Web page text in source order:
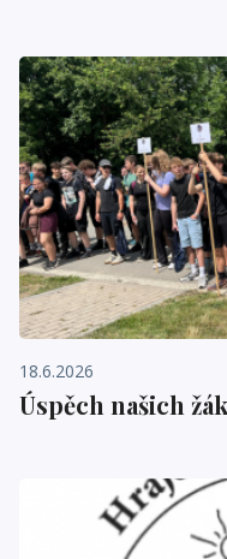
18.6.2026
Úspěch našich